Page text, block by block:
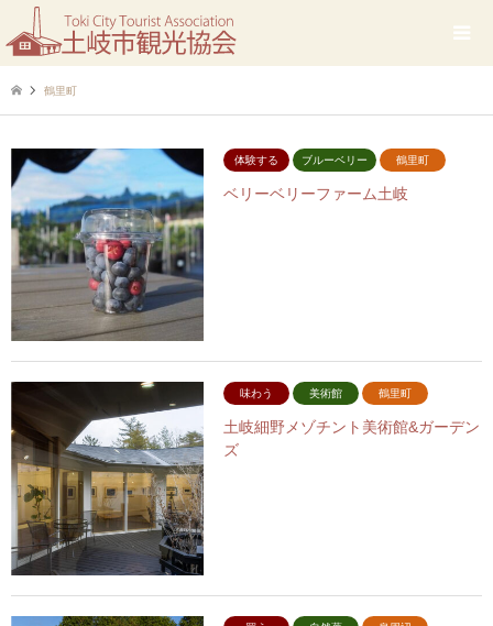
鶴里町
体験する ブルーベリー 鶴里町
ベリーベリーファーム土岐
味わう 美術館 鶴里町
土岐細野メゾチント美術館&ガーデン
ズ